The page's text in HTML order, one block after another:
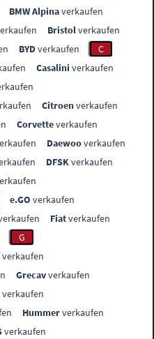
BMW Alpinaverkaufen
Bristolverkaufen
BYDverkaufen
C
Casalini verkaufen
Citroenverkaufen
Corvetteverkaufen
Daewooverkaufen
DFSKverkaufen
e.GO verkaufen
Fiatverkaufen
G
verkaufen
Grecavverkaufen
verkaufen
Hummerverkaufen
verkaufen